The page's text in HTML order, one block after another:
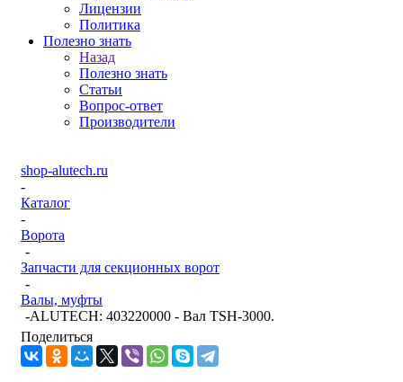
Лицензии
Политика
Полезно знать
Назад
Полезно знать
Статьи
Вопрос-ответ
Производители
shop-alutech.ru
-
Каталог
-
Ворота
-
Запчасти для секционных ворот
-
Валы, муфты
-ALUTECH: 403220000 - Вал TSH-3000.
Поделиться